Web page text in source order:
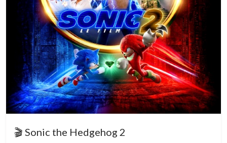
🎬 Sonic the Hedgehog 2